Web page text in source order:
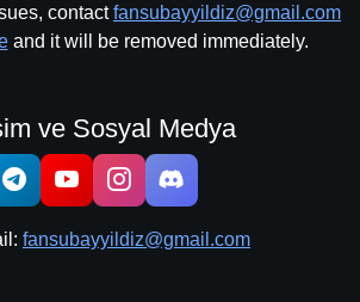
contactfansubayyildiz@gmail.com
and it will be removed immediately.
ve Sosyal Medya
fansubayyildiz@gmail.com